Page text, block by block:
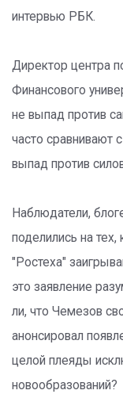
интервью РБК.
Директор центра
Финансового
не выпад против
часто сравнивают
выпад против
Наблюдатели,
поделились на тех,
"Ростеха"
это заявление
ли, что Чемезов
анонсировал
целой плеяды
новообразований?